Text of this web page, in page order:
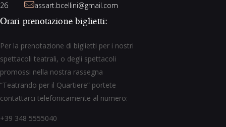
26
assart.bcellini@gmail.com
Orari prenotazione biglietti:
Per la prenotazione di biglietti per i nostri
spettacoli teatrali, o degli spettacoli
promossi nella nostra rassegna
“Teatrando per il Quartiere” portete
contattarci telefonicamente al numero:
+39 348 5555040